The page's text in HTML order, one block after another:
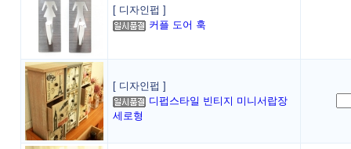
[ 디자인펍 ]
커플 도어 훅
[ 디자인펍 ]
디펍스타일 빈티지 미니서랍장
세로형